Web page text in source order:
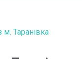
м. Таранівка